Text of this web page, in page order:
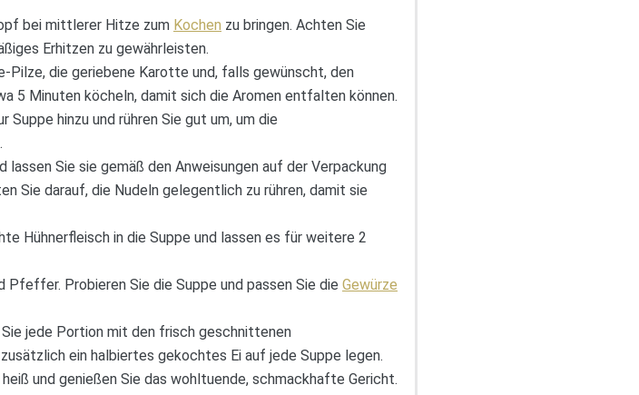
bei mittlerer Hitze zum Kochen zu bringen. Achten Sie
Erhitzen zu gewährleisten.
Pilze, die geriebene Karotte und, falls gewünscht, den
5 Minuten köcheln, damit sich die Aromen entfalten können.
Suppe hinzu und rühren Sie gut um, um die
lassen Sie sie gemäß den Anweisungen auf der Verpackung
Sie darauf, die Nudeln gelegentlich zu rühren, damit sie
Hühnerfleisch in die Suppe und lassen es für weitere 2
Pfeffer. Probieren Sie die Suppe und passen Sie die Gewürze
jede Portion mit den frisch geschnittenen
ein halbiertes gekochtes Ei auf jede Suppe legen.
und genießen Sie das wohltuende, schmackhafte Gericht.